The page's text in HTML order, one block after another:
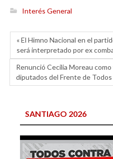
Interés General
« El Himno Nacional en el
será interpretado por ex
Renunció Cecilia Moreau
diputados del Frente de Todos
SANTIAGO 2026